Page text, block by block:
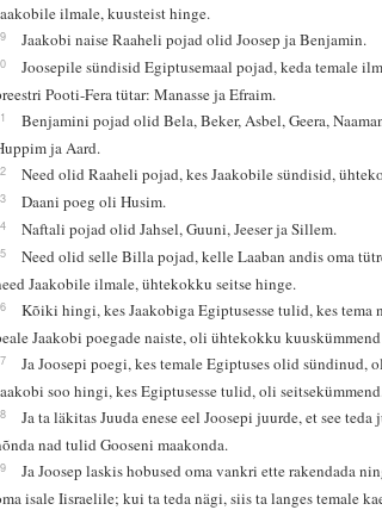
ilmale, kuusteist hinge.
Jaakobi naise Raaheli pojad olid Joosep ja Benjamin.
Joosepile sündisid Egiptusemaal pojad, keda temale
Pooti-Fera tütar: Manasse ja Efraim.
Benjamini pojad olid Bela, Beker, Asbel, Geera,
ja Aard.
Need olid Raaheli pojad, kes Jaakobile sündisid,
Daani poeg oli Husim.
Naftali pojad olid Jahsel, Guuni, Jeeser ja Sillem.
Need olid selle Billa pojad, kelle Laaban andis oma
Jaakobile ilmale, ühtekokku seitse hinge.
Kõiki hingi, kes Jaakobiga Egiptusesse tulid, kes
Jaakobi poegade naiste, oli ühtekokku
Ja Joosepi poegi, kes temale Egiptuses olid sündinud,
soo hingi, kes Egiptusesse tulid, oli seitsekümmend.
Ja ta läkitas Juuda enese eel Joosepi juurde, et see teda
nad tulid Gooseni maakonda.
Ja Joosep laskis hobused oma vankri ette rakendada
isale Iisraelile; kui ta teda nägi, siis ta langes temale